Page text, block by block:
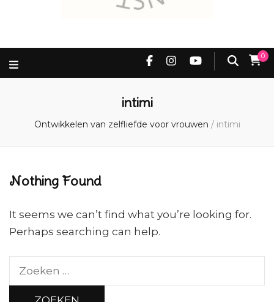
0
intimi
Ontwikkelen van zelfliefde voor vrouwen / intimi
Nothing Found
It seems we can’t find what you’re looking for.
Perhaps searching can help.
Zoeken